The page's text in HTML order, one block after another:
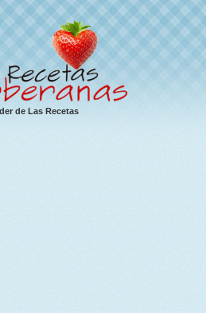
de Las Recetas